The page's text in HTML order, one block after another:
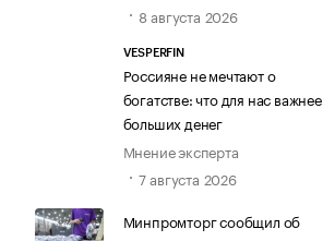
8 августа 2026
VESPERFIN
Россияне не мечтают о
богатстве: что для нас важнее
больших денег
Мнение эксперта
7 августа 2026
Минпромторг сообщил об